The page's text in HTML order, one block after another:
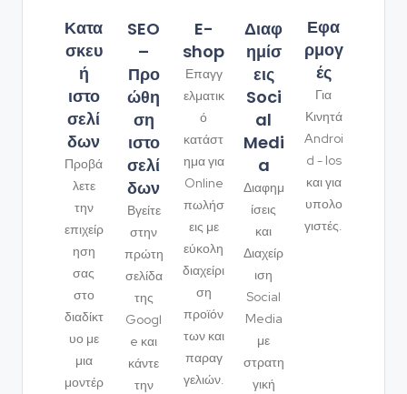
Κατα
σκευ
ή
ιστο
σελί
δων
Προβά
λετε
την
επιχείρ
ηση
σας
στο
διαδίκτ
υο με
μια
μοντέρ
SEO
–
Προ
ώθη
ση
ιστο
σελί
δων
Βγείτε
στην
πρώτη
σελίδα
της
Googl
e και
κάντε
την
E-
shop
Επαγγ
ελματικ
ό
κατάστ
ημα για
Online
πωλήσ
εις με
εύκολη
διαχείρι
ση
προϊόν
των και
παραγ
γελιών.
Διαφ
ημίσ
εις
Soci
al
Medi
a
Διαφημ
ίσεις
και
Διαχείρ
ιση
Social
Media
με
στρατη
γική
Εφα
ρμογ
ές
Για
Κινητά
Androi
d - Ios
και για
υπολο
γιστές.